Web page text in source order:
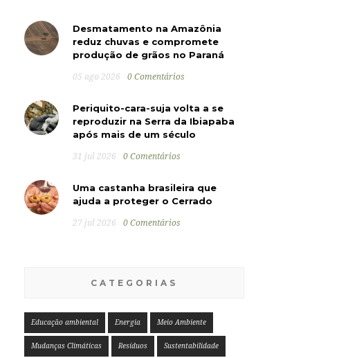
Desmatamento na Amazônia
reduz chuvas e compromete
produção de grãos no Paraná
05 ago 2026 0 Comentários
Periquito-cara-suja volta a se
reproduzir na Serra da Ibiapaba
após mais de um século
31 jul 2026 0 Comentários
Uma castanha brasileira que
ajuda a proteger o Cerrado
27 jul 2026 0 Comentários
CATEGORIAS
Educação ambiental Energia Meio Ambiente
Mudanças Climáticas Resíduos Sustentabilidade